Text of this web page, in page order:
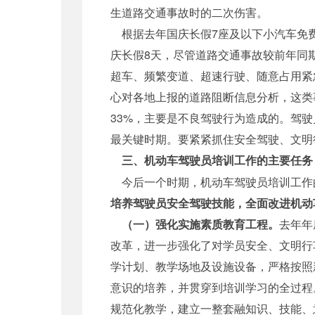
生道路交通事故时的二次伤害。
根据去年国庆长假7座及以下小汽车免
庆长假8天，尽管道路交通事故较前年
超车、频繁变道、超速行驶、随意占用
心对各地上报的道路阻断信息分析，这
33%，主要是不良驾驶行为造成的。驾
最关键时期。要紧紧抓住安全驾驶、文
三、机动车驾驶员培训工作的主要任务
今后一个时期，机动车驾驶员培训工
培养驾驶员安全驾驶技能，全面改进机
（一）强化实施素质教育工程。 去年
改革，进一步强化了对学员安全、文明
学计划、教学场地及设施设备，严格按
意识的培养，并贯穿到培训学习的全过
规范化教学，建立一整套融知识、技能